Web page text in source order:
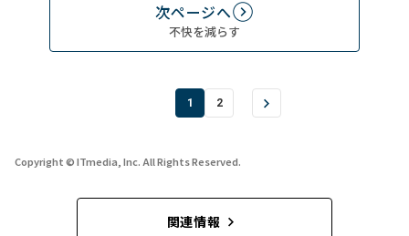
次ページへ
不快を減らす
1 2
Copyright © ITmedia, Inc. All Rights Reserved.
関連情報